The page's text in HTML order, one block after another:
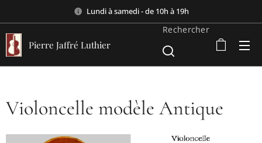
Lundi à samedi - de 10h à 19h
Pierre Jaffré Luthier
Rechercher
Violoncelle modèle Antique